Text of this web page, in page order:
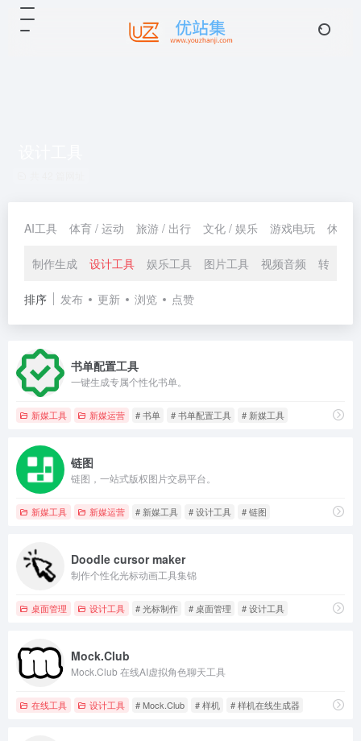
AI工具 体育 / 运动 旅游 / 出行 文化 / 娱乐 游戏电玩 休闲 /
制作生成 设计工具 娱乐工具 图片工具 视频音频 转换工
排序 发布 更新 浏览 点赞
书单配置工具
一键生成专属个性化书单。
新媒工具 新媒运营 # 书单 # 书单配置工具 # 新媒工具
链图
链图，一站式版权图片交易平台。
新媒工具 新媒运营 # 新媒工具 # 设计工具 # 链图
Doodle cursor maker
制作个性化光标动画工具集锦
桌面管理 设计工具 # 光标制作 # 桌面管理 # 设计工具
Mock.Club
Mock.Club 在线AI虚拟角色聊天工具
在线工具 设计工具 # Mock.Club # 样机 # 样机在线生成器